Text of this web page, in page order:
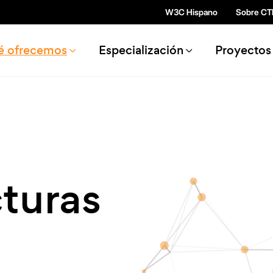
Pasar al contenido principal
W3C Hispano Sobre
navigation
ofrecemos Especialización Proyectos